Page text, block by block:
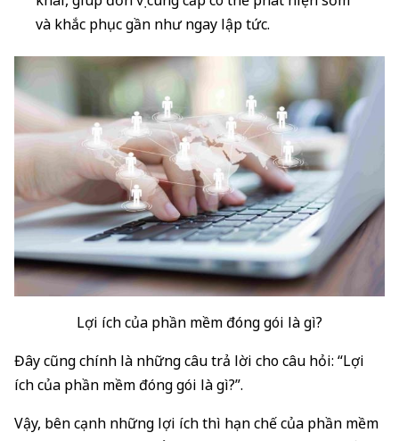
và khắc phục gần như ngay lập tức.
Lợi ích của phần mềm đóng gói là gì?
Đây cũng chính là những câu trả lời cho câu hỏi: “Lợi
ích của phần mềm đóng gói là gì?”.
Vậy, bên cạnh những lợi ích thì hạn chế của phần mềm